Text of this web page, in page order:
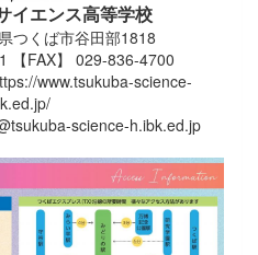
イエンス高等学校
つくば市谷田部1818
【FAX】 029-836-4700
www.tsukuba-science-
science-h.ibk.ed.jp